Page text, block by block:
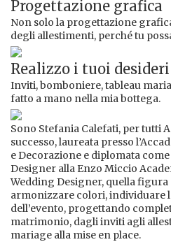
Progettazione grafica
Non solo la progettazione
degli allestimenti, perché tu
Realizzo i tuoi
Inviti, bomboniere, tableau
fatto a mano nella mia bottega.
Sono Stefania Calefati, per tutti
successo, laureata presso
e Decorazione e diplomata
Designer alla Enzo Miccio
Wedding Designer, quella
armonizzare colori, individuare
dell’evento, progettando
matrimonio, dagli inviti agli
mariage alla mise en place.